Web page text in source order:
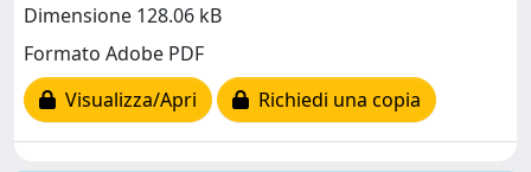
Dimensione 128.06 kB
Formato Adobe PDF
Visualizza/Apri
Richiedi una copia